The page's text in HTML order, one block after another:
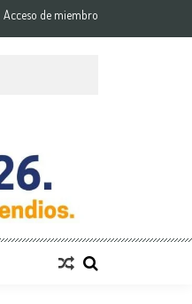
Acceso de miembro